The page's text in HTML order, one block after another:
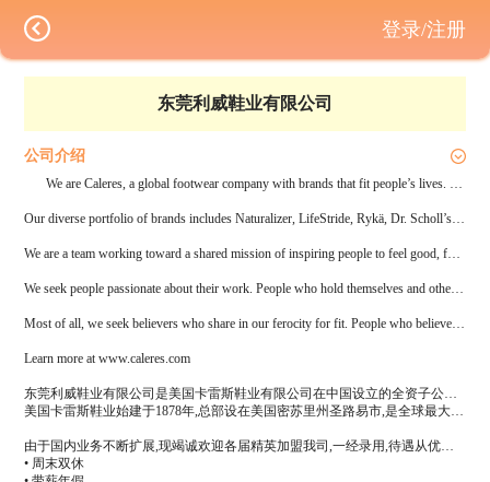
东莞利威鞋业有限公司
公司介绍
We are Caleres, a global footwear company with brands that fit people’s lives. Our shoes are worn by people of all ages, from all walks of life.
Our diverse portfolio of brands includes Naturalizer, LifeStride, Rykä, Dr. Scholl’s, Sam Edelman, Via Spiga, Diane von Furstenberg, Vince, Franco Sarto, Carlos by Carlos Santana and Fergie Footwear. And they’re available virtually everywhere – in our more than 1,200 Famous Footwear & Naturalizer retail stores and online.
We are a team working toward a shared mission of inspiring people to feel good, feet first. We seek people who share our values.
We seek people passionate about their work. People who hold themselves and others accountable. People who think a $2.6 billion company should be as creative as a start-up. People driven by an insatiable curiosity. People who care about being the best, among the best.
Most of all, we seek believers who share in our ferocity for fit. People who believe remarkable things are possible and will not stop striving for them.
Learn more at www.caleres.com
东莞利威鞋业有限公司是美国卡雷斯鞋业有限公司在中国设立的全资子公司,员工超过五百人。2015年5月28日公司由布朗公司更名为卡雷斯。
美国卡雷斯鞋业始建于1878年,总部设在美国密苏里州圣路易市,是全球最大的鞋业贸易公司之一。卡雷斯鞋业以缩写名“CAL”为标志在纽约股票交易所上市,现已成为市值24亿美元的跨国鞋业零售及批发贸易公司。作为鞋业零售商的布朗,目前在美加拥有约1300家零售鞋店。
由于国内业务不断扩展,现竭诚欢迎各届精英加盟我司,一经录用,待遇从优。我司员工福利包括(但不限于):
• 周末双休
登录/注册